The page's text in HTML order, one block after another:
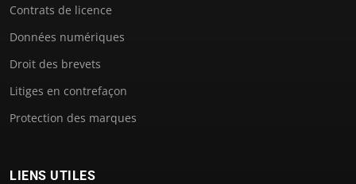
Contrats de licence
Données numériques
Droit des brevets
Litiges en contrefaçon
Protection des marques
LIENS UTILES